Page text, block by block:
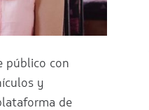
público con
y
de